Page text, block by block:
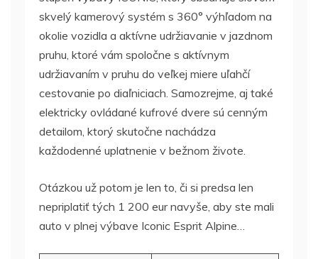
skvelý kamerový systém s 360° výhľadom na
okolie vozidla a aktívne udržiavanie v jazdnom
pruhu, ktoré vám spoločne s aktívnym
udržiavaním v pruhu do veľkej miere uľahčí
cestovanie po diaľniciach. Samozrejme, aj také
elektricky ovládané kufrové dvere sú cenným
detailom, ktorý skutočne nachádza
každodenné uplatnenie v bežnom živote.
Otázkou už potom je len to, či si predsa len
nepriplatiť tých 1 200 eur navyše, aby ste mali
auto v plnej výbave Iconic Esprit Alpine…